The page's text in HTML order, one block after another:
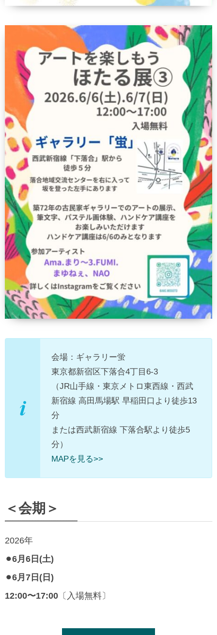
会場：ギャラリー蛍
東京都新宿区下落合4丁目6-3
（JR山手線・東京メトロ東西線・西武
新宿線 高田馬場駅 早稲田口より徒歩13
分
または西武新宿線 下落合駅より徒歩5
分）
MAPを見る>>
＜会期 ＞
2026年
⚫︎6月6日(土)
⚫︎6月7日(日)
12:00〜17:00 〔入場無料〕